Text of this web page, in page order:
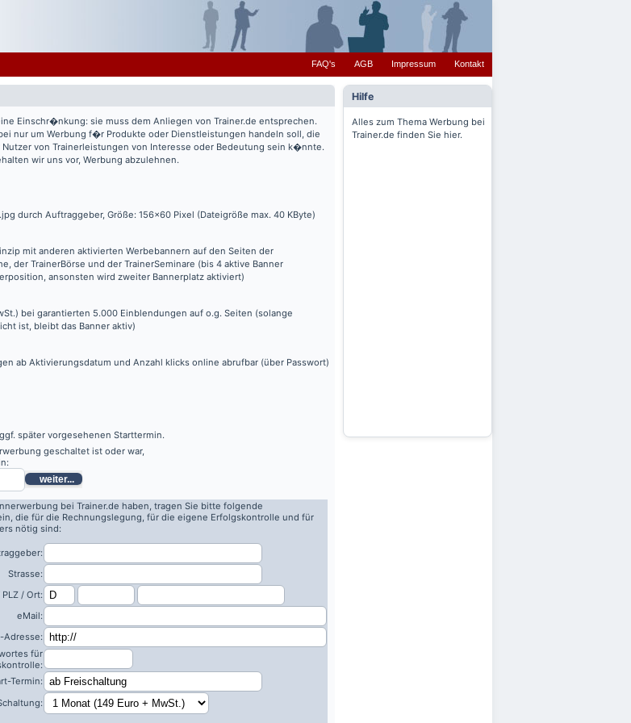
FAQ's AGB Impressum Kontakt
Hilfe
Alles zum Thema Werbung bei
Trainer.de finden Sie hier.
Einschr�nkung: sie muss dem Anliegen von Trainer.de entsprechen.
nur um Werbung f�r Produkte oder Dienstleistungen handeln soll, die
von Trainerleistungen von Interesse oder Bedeutung sein k�nnte.
wir uns vor, Werbung abzulehnen.
durch Auftraggeber, Größe: 156x60 Pixel (Dateigröße max. 40 KByte)
mit anderen aktivierten Werbebannern auf den Seiten der
der TrainerBörse und der TrainerSeminare (bis 4 aktive Banner
ansonsten wird zweiter Bannerplatz aktiviert)
bei garantierten 5.000 Einblendungen auf o.g. Seiten (solange
ist, bleibt das Banner aktiv)
ab Aktivierungsdatum und Anzahl klicks online abrufbar (über Passwort)
später vorgesehenen Starttermin.
geschaltet ist oder war,
weiter...
bei Trainer.de haben, tragen Sie bitte folgende
die für die Rechnungslegung, für die eigene Erfolgskontrolle und für
nötig sind:
Strasse:
PLZ / Ort:
eMail:
Adresse:
für
Termin: